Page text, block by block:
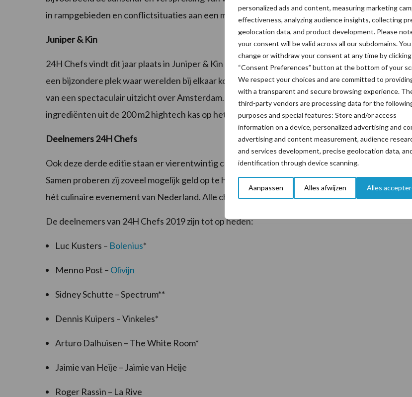
personalized ads and content, measuring marketing
effectiveness, analyzing audience insights, collecting
geolocation data, and product development. Please
your consent will be valid across all our subdomains. You
change or withdraw your consent at any time by
“Consent Preferences” button at the bottom of your
We respect your choices and are committed to
with a transparent and secure browsing experience.
third-party vendors are processing data for the
purposes and special features: Store and/or access
information on a device, personalized advertising and
advertising and content measurement, audience
and services development, precise geolocation data,
identification through device scanning.
Aanpassen Alles afwijzen Alles
in rampgebieden en conflictsituaties aan een maaltijd geholpen.
Juniper & Kin
24H Chefs vindt dit jaar plaats in Juniper & Kin gelegen op de 21
verdieping van QO Amsterdam,
een bijzondere plek waar werelden bij elkaar komen en je naast de heerlijke gerechten kunt
van een spectaculair uitzicht over Amsterdam. Tijdens het event koken de sterrenchefs deels
ingrediënten uit de 200 m2 hightech kas op het dak van het gebouw, direct boven de bar.
Deelnemers 24H Chefs
Ook deze derde editie staan er vierentwintig chefs vrijwillig en vol enthousiasme in de keuken.
Samen proberen zij zoveel mogelijk geld op te halen voor het Rode Kruis en maken van 24H
hét culinaire evenement van Nederland. Alle chefs werken belangeloos mee aan dit initiatief.
De deelnemers van 24H Chefs 2019 zijn tot op heden:
Luc Kusters – Bolenius*
Menno Post – Olivijn
Sidney Schutte – Spectrum**
Dennis Kuipers – Vinkeles*
Arturo Dalhuisen – The White Room*
Jaimie van Heije – Jaimie van Heije
Roger Rassin – La Rive